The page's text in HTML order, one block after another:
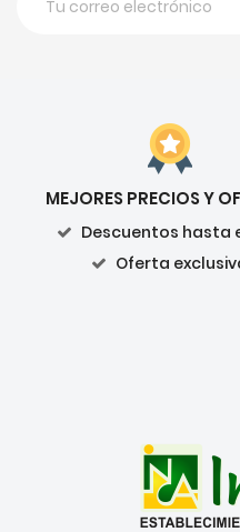
MEJORES PRECIOS Y
Descuentos hasta
Oferta